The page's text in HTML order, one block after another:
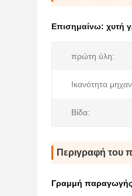
Επισημαίνω: χυτή
πρώτη ύλη:
Ικανότητα
Βίδα:
Περιγραφή του
Γραμμή παραγωγής